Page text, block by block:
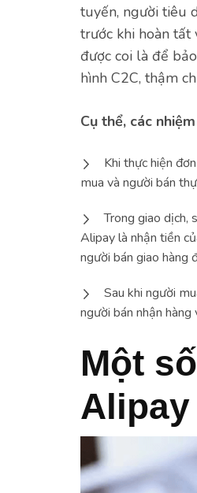
tuyến, người tiêu
trước khi hoàn tất
được coi là để
hình C2C, thậm
Cụ thể, các
Khi thực hiện
mua và người bán
Trong giao dịch,
Alipay là nhận tiền
người bán giao hàng
Sau khi người
người bán nhận
Một
Alipay